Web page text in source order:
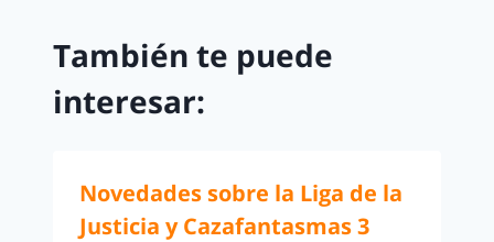
También te puede
interesar:
Novedades sobre la Liga de la
Justicia y Cazafantasmas 3